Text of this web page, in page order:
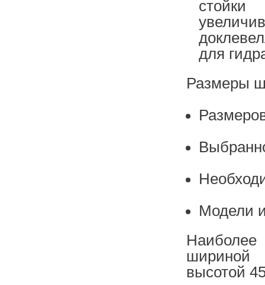
для
Размеры
Модели
высотой